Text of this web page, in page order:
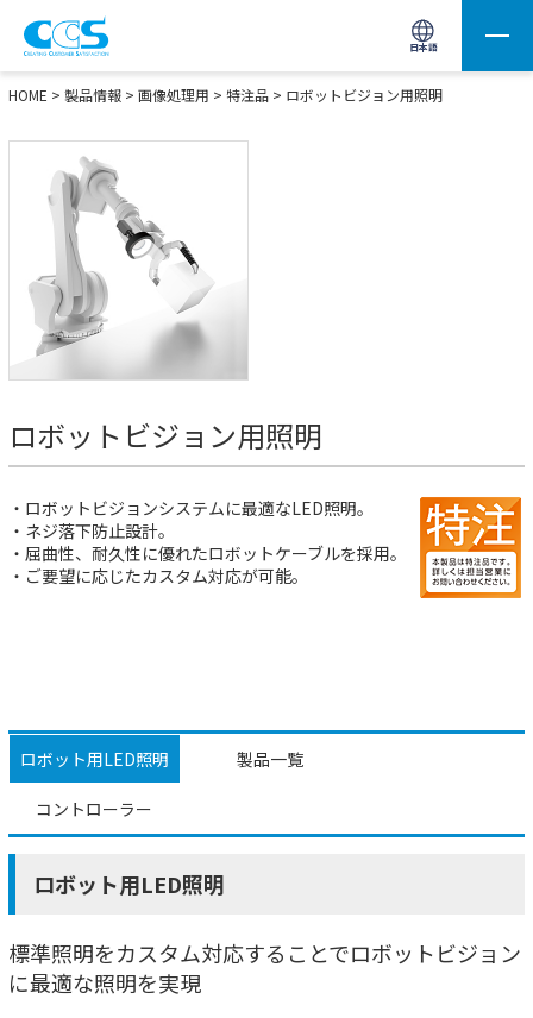
日本語
画像処理用の製品検索 サイト内検索(Enterで実行)
HOME > 製品情報 > 画像処理用 > 特注品 > ロボットビジョン用照明
ロボットビジョン用照明
・ロボットビジョンシステムに最適なLED照明。
・ネジ落下防止設計。
・屈曲性、耐久性に優れたロボットケーブルを採用。
・ご要望に応じたカスタム対応が可能。
ロボット用LED照明 製品一覧
コントローラー
ロボット用LED照明
標準照明をカスタム対応することでロボットビジョン
に最適な照明を実現